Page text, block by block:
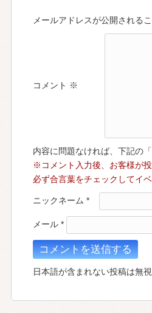
メールアドレスが公開される
コメント ※
内容に問題なければ、下記の
※コメント入力後、お客様が
必ず合言葉をチェックしてイ
ニックネーム *
メール *
日本語が含まれない投稿は無